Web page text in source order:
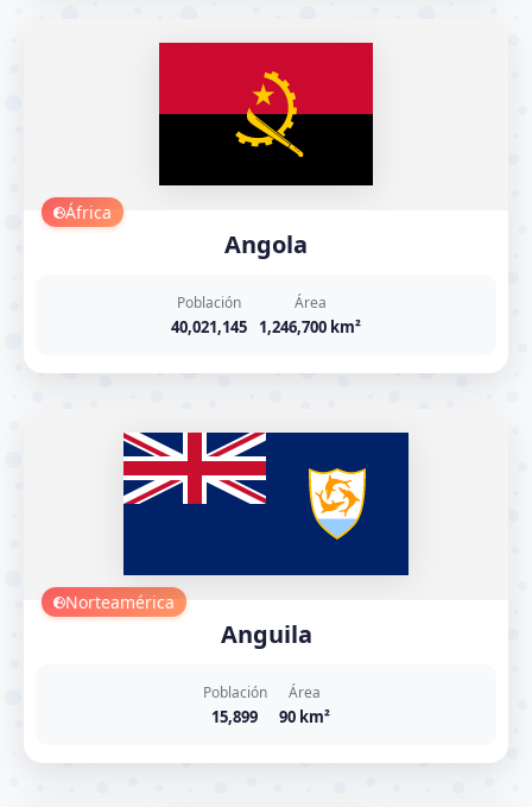
África
Angola
Población
40,021,145
Área
1,246,700 km²
Norteamérica
Anguila
Población
15,899
Área
90 km²